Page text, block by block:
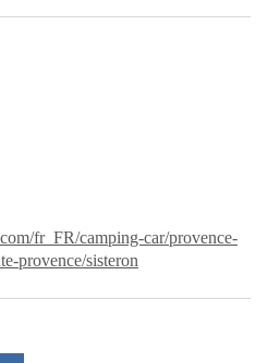
fr_FR/camping-car/provence-
provence/sisteron